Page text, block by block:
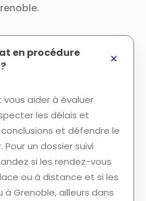
en procédure
aider à évaluer
les délais et
et défendre le
un dossier suivi
si les rendez-vous
ou à distance et si les
Grenoble, ailleurs dans